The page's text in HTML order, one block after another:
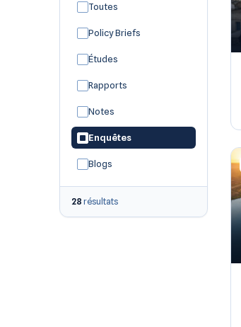
Toutes
Policy Briefs
Études
Rapports
Notes
Enquêtes
Blogs
28 résultats